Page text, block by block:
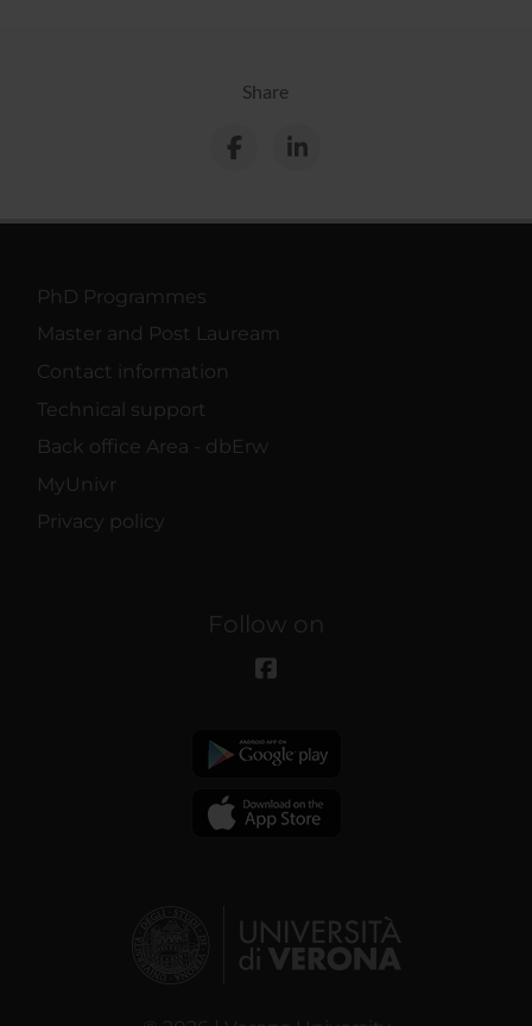
Share
PhD Programmes
Master and Post Lauream
Contact information
Technical support
Back office Area - dbErw
MyUnivr
Privacy policy
Follow on